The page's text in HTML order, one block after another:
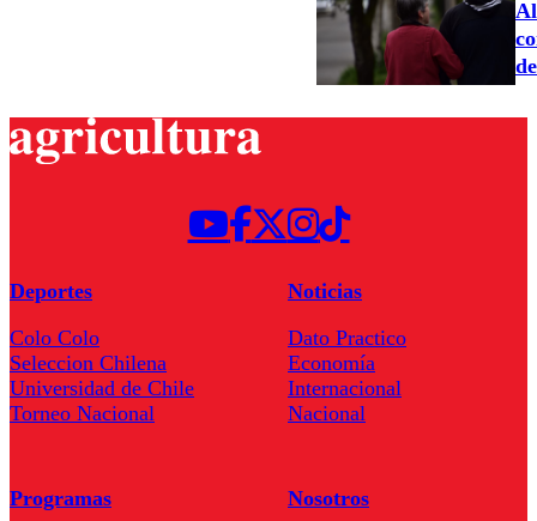
Deportes
Colo Colo
Seleccion Chilena
Universidad de Chile
Torneo Nacional
Noticias
Dato Practico
Economía
Internacional
Nacional
Programas
Nosotros